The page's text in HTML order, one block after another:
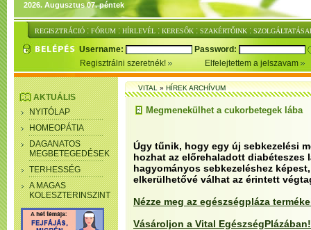
2026. Augusztus 07. péntek
REGISZTRÁCIÓ : FÓRUM : HÍRLEVÉL : KERESŐK : SZAKÉRTŐINK :
Username:
Password:
Regisztrálni szeretnék!
Elfelejtettem a jelszavam
AKTUÁLIS
NYITÓLAP
HOMEOPÁTIA
DAGANATOS
MEGBETEGEDÉSEK
TERHESSÉG
A MAGAS
KOLESZTERINSZINT
VITAL»HÍREK ARCHÍVUM
Megmenekülhet a cukorbetegek lába
Úgy tűnik, hogy egy új sebkezelési
hozhat az előrehaladott diabéteszes
hagyományos sebkezeléshez
elkerülhetővé válhat az érintett
Nézze meg az egészségpláza
Vásároljon a Vital EgészségPlázában!